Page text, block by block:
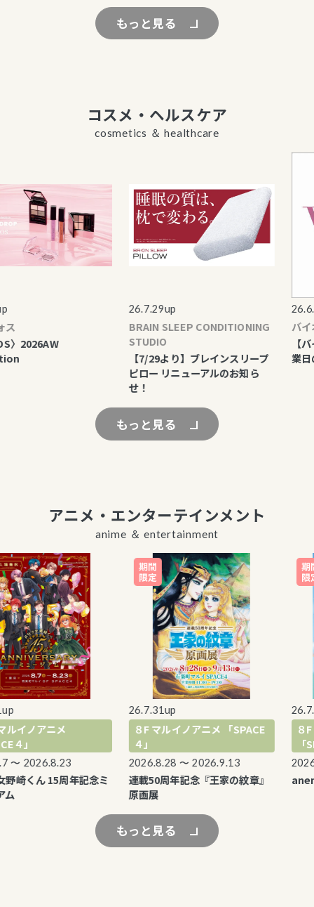
もっと見る
コスメ・ヘルスケア
cosmetics ＆ healthcare
26.7.29up
BRAIN SLEEP CONDITIONING
STUDIO
【7/29より】ブレインスリープ
ピロー リニューアルのお知ら
26.6.5up
バイオ
【バイ
業日の
もっと見る
アニメ・エンターテインメント
anime ＆ entertainment
アニメ
」
2026.8.23
くん 15周年記念ミ
26.7.31up
８F マルイノアニメ 「SPACE
2026.8.28 〜 2026.9.13
連載50周年記念『王家の紋章』
原画展
８F
「
anemoi
もっと見る